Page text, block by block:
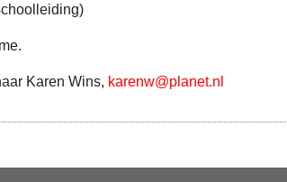
Karen Wins, karenw@planet.nl